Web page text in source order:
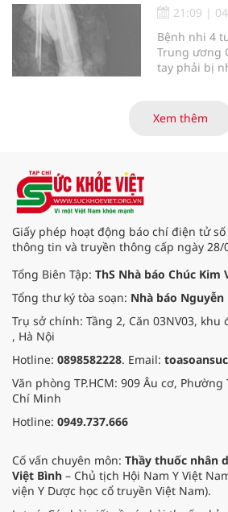
hiến và
21:09 |
Bệnh nhi 4
Trung ương
tay phải bị
thương
máu kéo
Xem thêm
Giấy phép hoạt động báo chí điện tử số
thông tin và truyền thông cấp ngày 28/
Tổng Biên Tập: ThS Nhà báo Chúc Kim
Tổng thư ký tòa soạn: Nhà báo Nguyễn
Trụ sở chính: Tầng 2, Căn 03NV03, khu
, Hà Nội
Hotline: 0898582228. Email:
Văn phòng TP.HCM: 909 Âu cơ, Phường
Chí Minh
Hotline: 0949.737.666
Cố vấn chuyên môn: Thầy thuốc nhân
Việt Bình – Chủ tịch Hội Nam Y Việt
viện Y Dược học cổ truyền Việt Nam).